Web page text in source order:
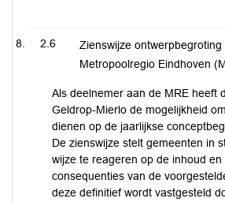
2.6
Zienswijze ontwerpbegroting
Metropoolregio Eindhoven
Als deelnemer aan de MRE heeft
Geldrop-Mierlo de mogelijkheid
dienen op de jaarlijkse
De zienswijze stelt gemeenten in
wijze te reageren op de inhoud en
consequenties van de
deze definitief wordt vastgesteld